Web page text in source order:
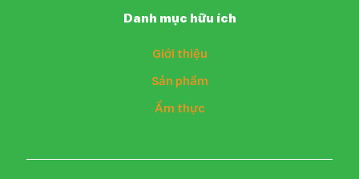
Danh mục hữu ích
Giới thiệu
Sản phẩm
Ẩm thực